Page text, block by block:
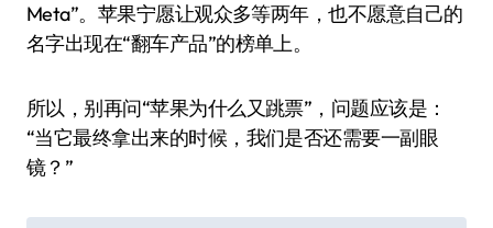
Meta”。苹果宁愿让观众多等两年，也不愿意自己的
名字出现在“翻车产品”的榜单上。
所以，别再问“苹果为什么又跳票”，问题应该是：
“当它最终拿出来的时候，我们是否还需要一副眼
镜？”